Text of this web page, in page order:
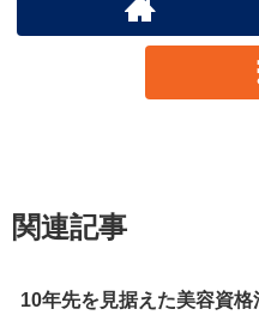
関連記事
10年先を見据えた美容資格